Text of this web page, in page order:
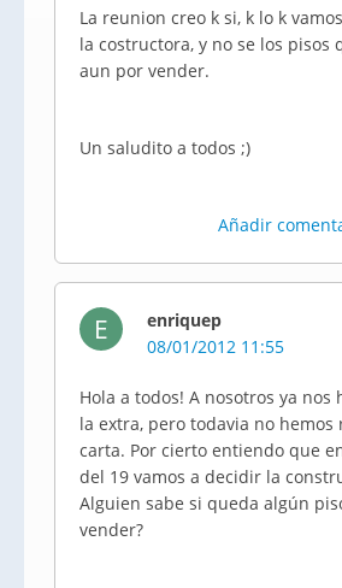
La reunion creo k si, k lo k
la costructora, y no se los pisos
aun por vender.
Un saludito a todos ;)
Añadir
E
enriquep
08/01/2012 11:55
Hola a todos! A nosotros ya nos
la extra, pero todavia no hemos
carta. Por cierto entiendo que
del 19 vamos a decidir la
Alguien sabe si queda algún
vender?